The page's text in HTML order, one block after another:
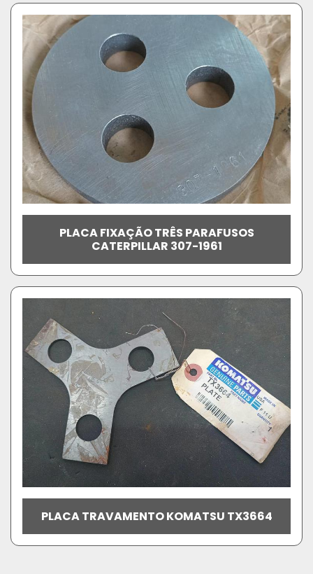
PLACA FIXAÇÃO TRÊS PARAFUSOS
CATERPILLAR 307-1961
PLACA TRAVAMENTO KOMATSU TX3664